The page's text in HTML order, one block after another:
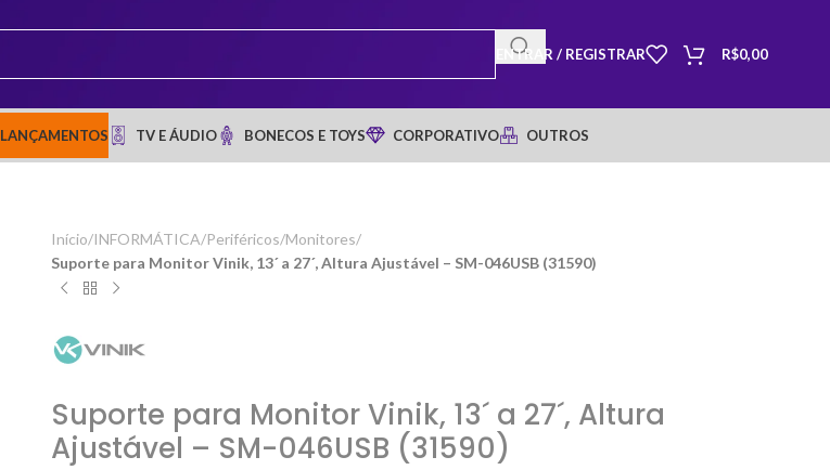
ENTRAR / REGISTRAR R$0,00
LANÇAMENTOS TV E ÁUDIO BONECOS E TOYS CORPORATIVO OUTROS
Início/INFORMÁTICA/Periféricos/Monitores/
Suporte para Monitor Vinik, 13´ a 27´, Altura Ajustável – SM-046USB (31590)
Suporte para Monitor Vinik, 13´ a 27´, Altura
Ajustável – SM-046USB (31590)